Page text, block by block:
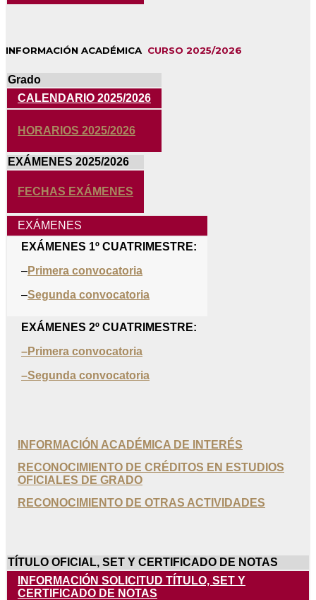
INFORMACIÓN ACADÉMICA CURSO 2025/2026
Grado
CALENDARIO 2025/2026
HORARIOS 2025/2026
EXÁMENES 2025/2026
FECHAS EXÁMENES
EXÁMENES
EXÁMENES 1º CUATRIMESTRE:
–Primera convocatoria
–Segunda convocatoria
EXÁMENES 2º CUATRIMESTRE:
–Primera convocatoria
–Segunda convocatoria
INFORMACIÓN ACADÉMICA DE INTERÉS
RECONOCIMIENTO DE CRÉDITOS EN ESTUDIOS
OFICIALES DE GRADO
RECONOCIMIENTO DE OTRAS ACTIVIDADES
TÍTULO OFICIAL, SET Y CERTIFICADO DE NOTAS
INFORMACIÓN SOLICITUD TÍTULO, SET Y
CERTIFICADO DE NOTAS